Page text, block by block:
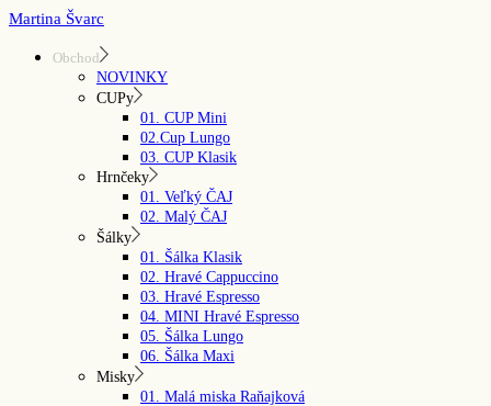
Skip
Martina Švarc
Obchod
NOVINKY
CUPy
01. CUP Mini
02.Cup Lungo
03. CUP Klasik
Hrnčeky
01. Veľký ČAJ
02. Malý ČAJ
Šálky
01. Šálka Klasik
02. Hravé Cappuccino
03. Hravé Espresso
04. MINI Hravé Espresso
05. Šálka Lungo
06. Šálka Maxi
Misky
01. Malá miska Raňajková